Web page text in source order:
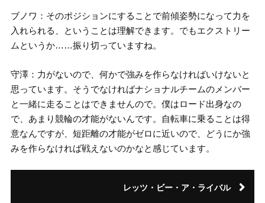
ブノワ：そのポジションにすることで前傾姿勢になって力を
入れられる、ということは理解できます。でもエクストリー
ムというか……振り切っていますね。
守澤：力がないので、何かで強みを作らなければいけないと
思っています。そうでなければナショナルチームのメンバー
と一緒に走ることはできませんので。僕はロード出身なの
で、あまり競輪の才能がないんです。自転車に乗ることは得
意なんですが、短距離の才能がゼロに近いので、どうにか強
みを作らなければ戦えないのかなと感じています。
レッツ・ビー・ア・ライバル